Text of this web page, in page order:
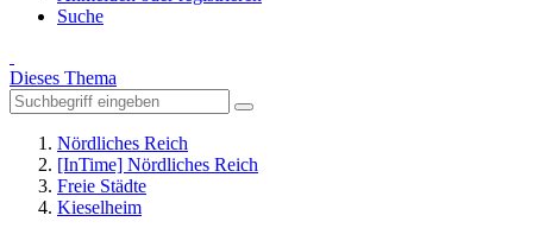
Suche
Dieses Thema
Nördliches Reich
[InTime] Nördliches Reich
Freie Städte
Kieselheim